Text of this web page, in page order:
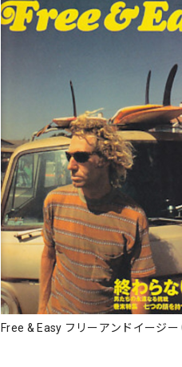
Free & Easy フリーアンドイージー